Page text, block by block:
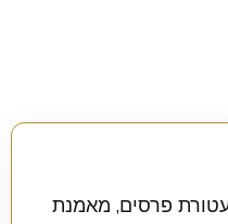
עטורת פרסים, מאמנת